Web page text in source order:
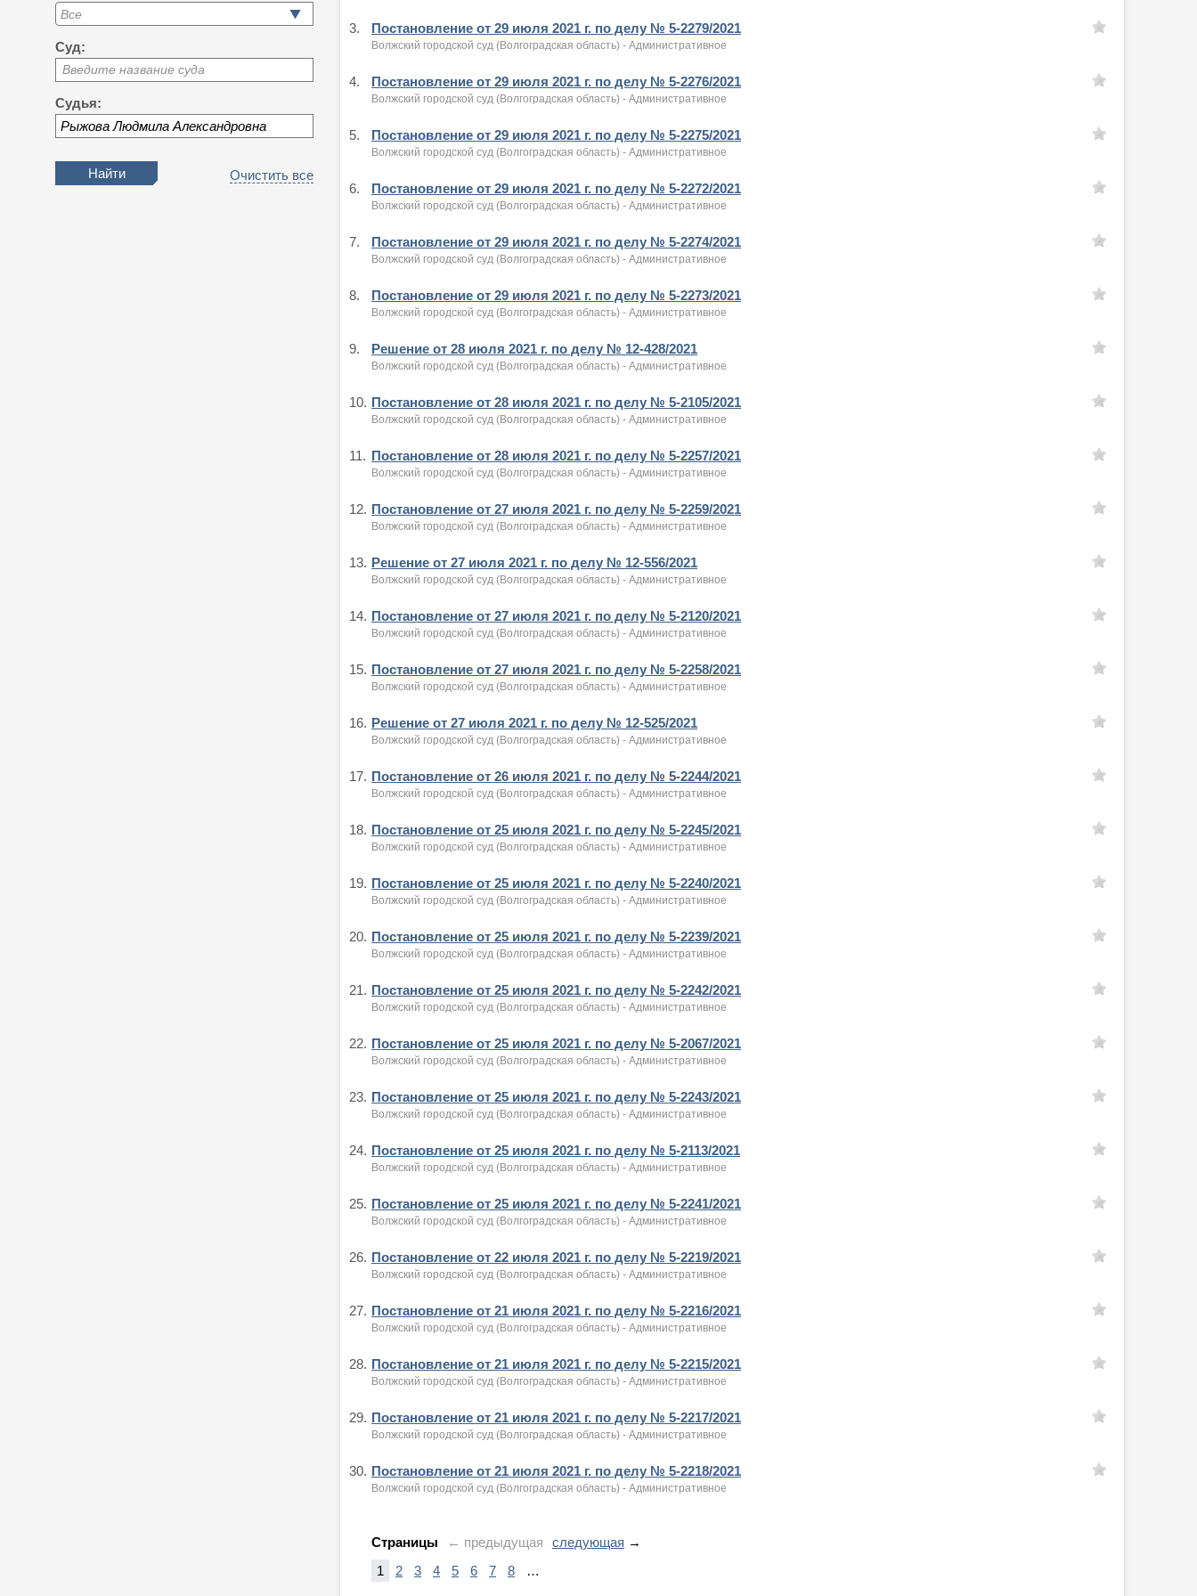
Суд:
Введите название суда
Судья:
Очистить все
3. Постановление от 29 июля 2021 г. по делу № 5-2279/2021
Волжский городской суд (Волгоградская область) - Административное
4. Постановление от 29 июля 2021 г. по делу № 5-2276/2021
Волжский городской суд (Волгоградская область) - Административное
5. Постановление от 29 июля 2021 г. по делу № 5-2275/2021
Волжский городской суд (Волгоградская область) - Административное
6. Постановление от 29 июля 2021 г. по делу № 5-2272/2021
Волжский городской суд (Волгоградская область) - Административное
7. Постановление от 29 июля 2021 г. по делу № 5-2274/2021
Волжский городской суд (Волгоградская область) - Административное
8. Постановление от 29 июля 2021 г. по делу № 5-2273/2021
Волжский городской суд (Волгоградская область) - Административное
9. Решение от 28 июля 2021 г. по делу № 12-428/2021
Волжский городской суд (Волгоградская область) - Административное
10. Постановление от 28 июля 2021 г. по делу № 5-2105/2021
Волжский городской суд (Волгоградская область) - Административное
11. Постановление от 28 июля 2021 г. по делу № 5-2257/2021
Волжский городской суд (Волгоградская область) - Административное
12. Постановление от 27 июля 2021 г. по делу № 5-2259/2021
Волжский городской суд (Волгоградская область) - Административное
13. Решение от 27 июля 2021 г. по делу № 12-556/2021
Волжский городской суд (Волгоградская область) - Административное
14. Постановление от 27 июля 2021 г. по делу № 5-2120/2021
Волжский городской суд (Волгоградская область) - Административное
15. Постановление от 27 июля 2021 г. по делу № 5-2258/2021
Волжский городской суд (Волгоградская область) - Административное
16. Решение от 27 июля 2021 г. по делу № 12-525/2021
Волжский городской суд (Волгоградская область) - Административное
17. Постановление от 26 июля 2021 г. по делу № 5-2244/2021
Волжский городской суд (Волгоградская область) - Административное
18. Постановление от 25 июля 2021 г. по делу № 5-2245/2021
Волжский городской суд (Волгоградская область) - Административное
19. Постановление от 25 июля 2021 г. по делу № 5-2240/2021
Волжский городской суд (Волгоградская область) - Административное
20. Постановление от 25 июля 2021 г. по делу № 5-2239/2021
Волжский городской суд (Волгоградская область) - Административное
21. Постановление от 25 июля 2021 г. по делу № 5-2242/2021
Волжский городской суд (Волгоградская область) - Административное
22. Постановление от 25 июля 2021 г. по делу № 5-2067/2021
Волжский городской суд (Волгоградская область) - Административное
23. Постановление от 25 июля 2021 г. по делу № 5-2243/2021
Волжский городской суд (Волгоградская область) - Административное
24. Постановление от 25 июля 2021 г. по делу № 5-2113/2021
Волжский городской суд (Волгоградская область) - Административное
25. Постановление от 25 июля 2021 г. по делу № 5-2241/2021
Волжский городской суд (Волгоградская область) - Административное
26. Постановление от 22 июля 2021 г. по делу № 5-2219/2021
Волжский городской суд (Волгоградская область) - Административное
27. Постановление от 21 июля 2021 г. по делу № 5-2216/2021
Волжский городской суд (Волгоградская область) - Административное
28. Постановление от 21 июля 2021 г. по делу № 5-2215/2021
Волжский городской суд (Волгоградская область) - Административное
29. Постановление от 21 июля 2021 г. по делу № 5-2217/2021
Волжский городской суд (Волгоградская область) - Административное
30. Постановление от 21 июля 2021 г. по делу № 5-2218/2021
Волжский городской суд (Волгоградская область) - Административное
Страницы ← предыдущая следующая →
1
2 3 4 5 6 7 8 …